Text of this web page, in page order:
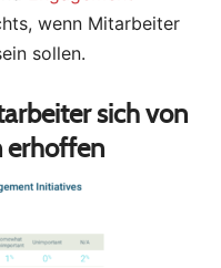
wenn Mitarbeiter
sollen.
sich von
erhoffen